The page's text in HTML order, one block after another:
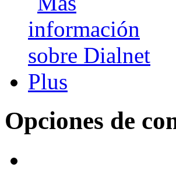
Opciones de